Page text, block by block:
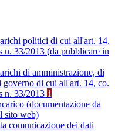
politici di cui all'art. 14,
n. 33/2013 (da pubblicare in
di amministrazione, di
governo di cui all'art. 14, co.
n. 33/2013 1
(documentazione da
sito web)
comunicazione dei dati